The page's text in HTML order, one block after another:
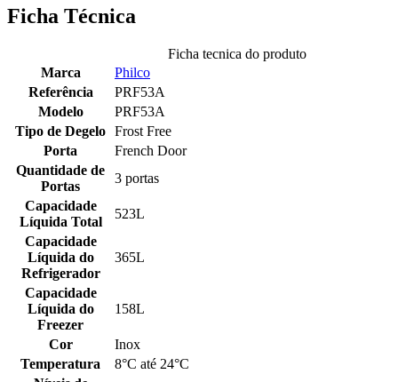
Ficha Técnica
Ficha tecnica do produto
Marca
Philco
Referência
PRF53A
Modelo
PRF53A
Tipo de Degelo Frost Free
Porta
French Door
Quantidade de
Portas
3 portas
Capacidade
Líquida Total
523L
Capacidade
Líquida do
Refrigerador
365L
Capacidade
Líquida do
Freezer
158L
Cor
Inox
Temperatura
8°C até ­24°C